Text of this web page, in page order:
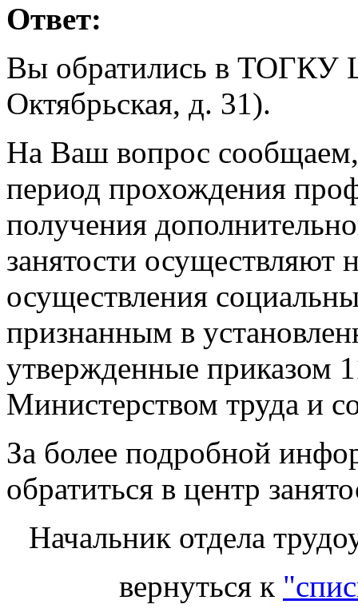
Ответ:
Вы обратились в ТОГКУ
Октябрьская, д. 31).
На Ваш вопрос
период прохождения
получения
занятости осуществляют
осуществления
признанным в
утвержденные приказом
Министерством труда и
За более подробной
обратиться в центр
Начальник отдела
вернуться к